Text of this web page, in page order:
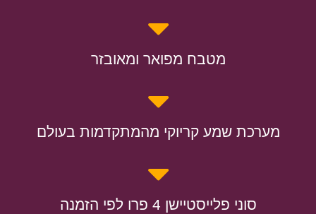
מטבח מפואר ומאובזר
מערכת שמע קריוקי מהמתקדמות בעולם
סוני פלייסטיישן 4 פרו לפי הזמנה